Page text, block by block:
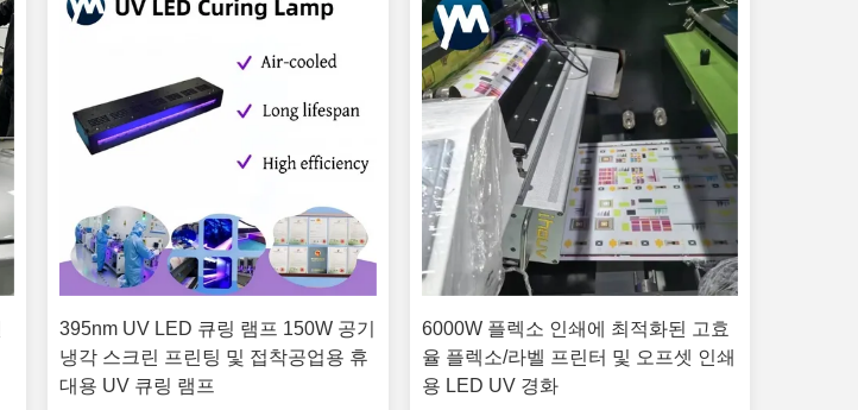
395nm UV LED 큐링 램프 150W 공기
냉각 스크린 프린팅 및 접착공업용 휴
대용 UV 큐링 램프
6000W 플렉소 인쇄에 최적화된 고효
율 플렉소/라벨 프린터 및 오프셋 인쇄
용 LED UV 경화